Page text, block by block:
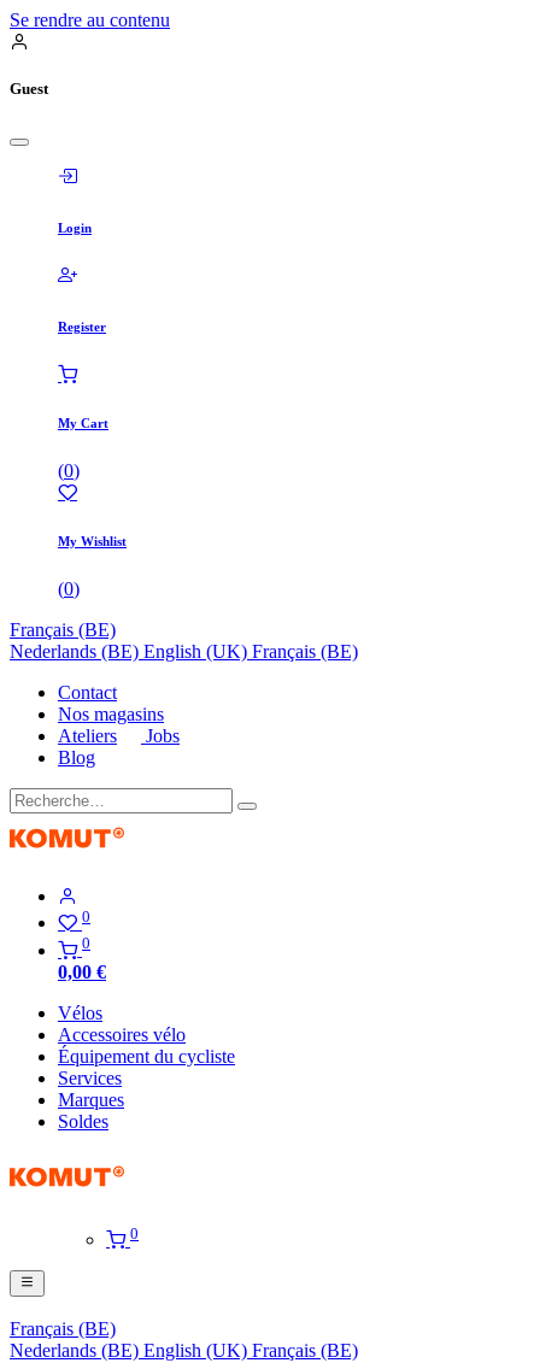
Se rendre au contenu
Guest
Login
Register
My Cart
(0)
My Wishlist
(0)
Français (BE)
Nederlands (BE) English (UK) Français (BE)
Contact
Nos magasins
Ateliers
Jobs
Blog
0
0
0,00 €
Vélos
Accessoires vélo
Équipement du cycliste
Services
Marques
Soldes
0
Français (BE)
Nederlands (BE) English (UK) Français (BE)